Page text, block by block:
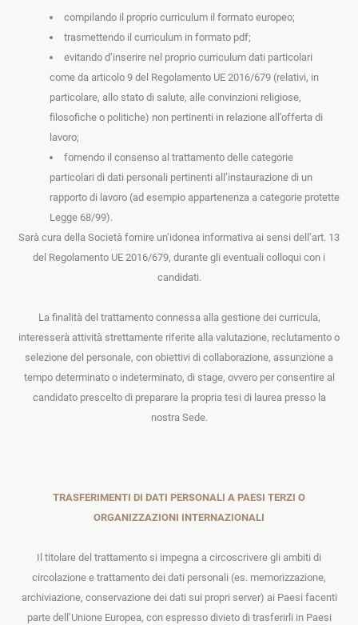
compilando il proprio curriculum il formato europeo;
trasmettendo il curriculum in formato pdf;
evitando d’inserire nel proprio curriculum dati particolari
come da articolo 9 del Regolamento UE 2016/679 (relativi, in
particolare, allo stato di salute, alle convinzioni religiose,
filosofiche o politiche) non pertinenti in relazione all’offerta di
lavoro;
fornendo il consenso al trattamento delle categorie
particolari di dati personali pertinenti all’instaurazione di un
rapporto di lavoro (ad esempio appartenenza a categorie protette
Legge 68/99).
Sarà cura della Società fornire un’idonea informativa ai sensi dell’art. 13
del Regolamento UE 2016/679, durante gli eventuali colloqui con i
candidati.
La finalità del trattamento connessa alla gestione dei curricula,
interesserà attività strettamente riferite alla valutazione, reclutamento o
selezione del personale, con obiettivi di collaborazione, assunzione a
tempo determinato o indeterminato, di stage, ovvero per consentire al
candidato prescelto di preparare la propria tesi di laurea presso la
nostra Sede.
TRASFERIMENTI DI DATI PERSONALI A PAESI TERZI O
ORGANIZZAZIONI INTERNAZIONALI
Il titolare del trattamento si impegna a circoscrivere gli ambiti di
circolazione e trattamento dei dati personali (es. memorizzazione,
archiviazione, conservazione dei dati sui propri server) ai Paesi facenti
parte dell’Unione Europea, con espresso divieto di trasferirli in Paesi